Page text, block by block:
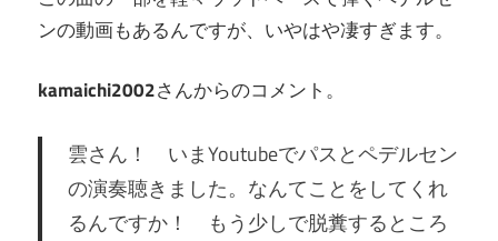
ンの動画もあるんですが、いやはや凄すぎます。
kamaichi2002さんからのコメント。
雲さん！ いまYoutubeでパスとペデルセン
の演奏聴きました。なんてことをしてくれ
るんですか！ もう少しで脱糞するところ